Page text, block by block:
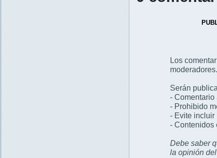
Los
moderadores.
Serán
- Comentario
- Prohibido
- Evite incluir
- Contenidos
Debe saber
la opinión